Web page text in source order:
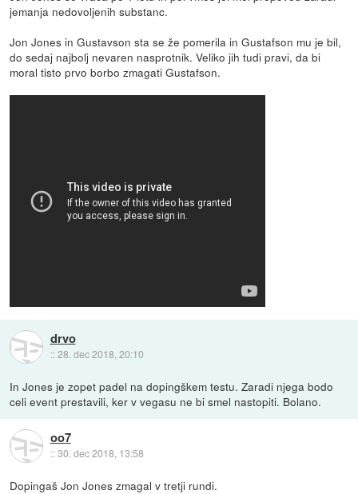
jemanja nedovoljenih substanc.
Jon Jones in Gustavson sta se že pomerila in Gustafson mu je bil,
do sedaj najbolj nevaren nasprotnik. Veliko jih tudi pravi, da bi
moral tisto prvo borbo zmagati Gustafson.
drvo
::28. dec 2018, 20:10
In Jones je zopet padel na dopingškem testu. Zaradi njega bodo
celi event prestavili, ker v vegasu ne bi smel nastopiti. Bolano.
oo7
::30. dec 2018, 13:58
Dopingaš Jon Jones zmagal v tretji rundi.